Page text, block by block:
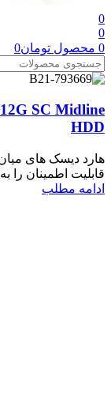
0
0
0 محصول تومان0
SC Midline
HDD
قابلیت اطمینان را
ادامه مطلب